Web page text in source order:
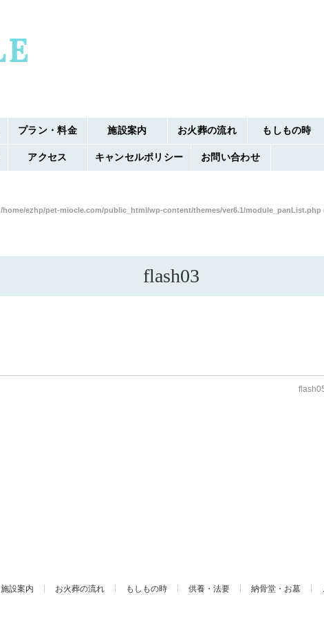
プラン・料金 施設案内 お火葬の流れ もしもの時
アクセス キャンセルポリシー お問い合わせ
/home/ezhp/pet-miocle.com/public_html/wp-content/themes/ver6.1/module_panList.php
flash03
施設案内 お火葬の流れ もしもの時 供養・法要 納骨堂・お墓